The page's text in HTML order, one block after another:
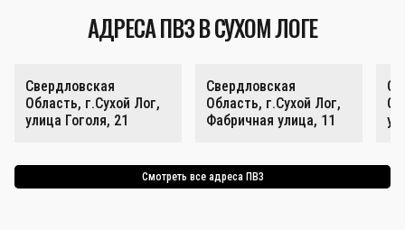
АДРЕСА ПВЗ В СУХОМ ЛОГЕ
Свердловская
Область, г.Сухой Лог,
улица Гоголя, 21
Свердловская
Область, г.Сухой Лог,
Фабричная улица, 11
Смотреть все адреса ПВЗ